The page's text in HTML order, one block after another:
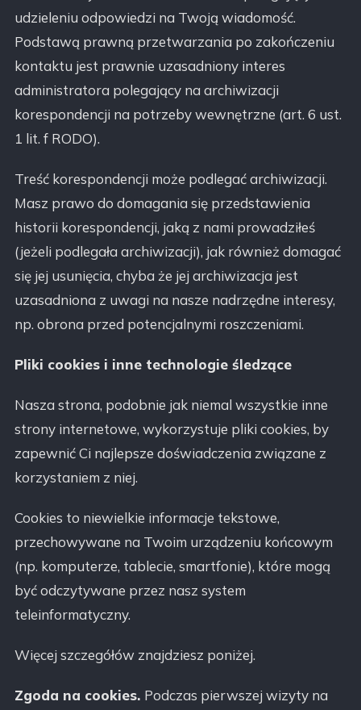
udzieleniu odpowiedzi na Twoją wiadomość.
Podstawą prawną przetwarzania po zakończeniu
kontaktu jest prawnie uzasadniony interes
administratora polegający na archiwizacji
korespondencji na potrzeby wewnętrzne (art. 6 ust.
1 lit. f RODO).
Treść korespondencji może podlegać archiwizacji.
Masz prawo do domagania się przedstawienia
historii korespondencji, jaką z nami prowadziłeś
(jeżeli podlegała archiwizacji), jak również domagać
się jej usunięcia, chyba że jej archiwizacja jest
uzasadniona z uwagi na nasze nadrzędne interesy,
np. obrona przed potencjalnymi roszczeniami.
Pliki cookies i inne technologie śledzące
Nasza strona, podobnie jak niemal wszystkie inne
strony internetowe, wykorzystuje pliki cookies, by
zapewnić Ci najlepsze doświadczenia związane z
korzystaniem z niej.
Cookies to niewielkie informacje tekstowe,
przechowywane na Twoim urządzeniu końcowym
(np. komputerze, tablecie, smartfonie), które mogą
być odczytywane przez nasz system
teleinformatyczny.
Więcej szczegółów znajdziesz poniżej.
Zgoda na cookies. Podczas pierwszej wizyty na